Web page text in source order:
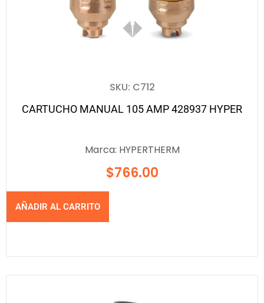
SKU: C712
CARTUCHO MANUAL 105 AMP 428937 HYPER
Marca: HYPERTHERM
$766.00
AÑADIR AL CARRITO